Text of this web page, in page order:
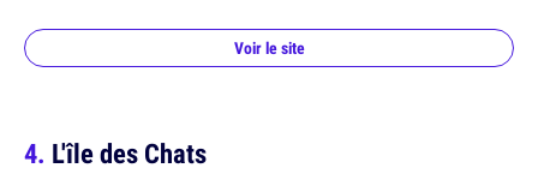
Voir le site
L'île des Chats